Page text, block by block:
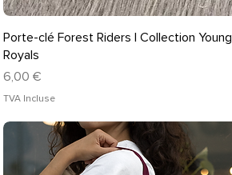
Aperçu rapide
Porte-clé Forest Riders | Collection Young
Royals
Prix
6,00 €
TVA Incluse